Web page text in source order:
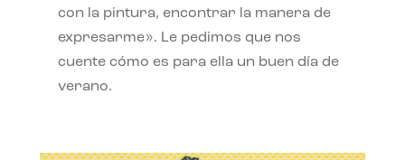
con la pintura, encontrar la manera de
expresarme». Le pedimos que nos
cuente cómo es para ella un buen día de
verano.